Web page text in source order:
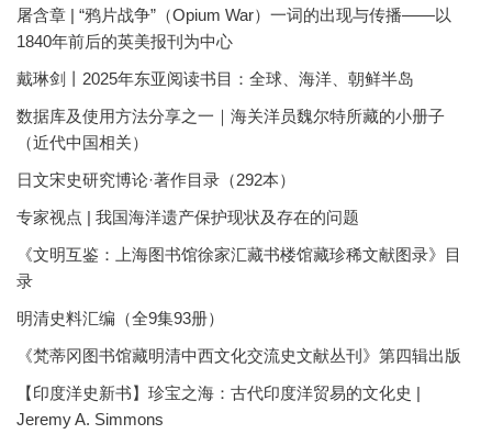
屠含章 | “鸦片战争”（Opium War）一词的出现与传播——以
1840年前后的英美报刊为中心
戴琳剑丨2025年东亚阅读书目：全球、海洋、朝鲜半岛
数据库及使用方法分享之一｜海关洋员魏尔特所藏的小册子
（近代中国相关）
日文宋史研究博论·著作目录（292本）
专家视点 | 我国海洋遗产保护现状及存在的问题
《文明互鉴：上海图书馆徐家汇藏书楼馆藏珍稀文献图录》目
录
明清史料汇编（全9集93册）
《梵蒂冈图书馆藏明清中西文化交流史文献丛刊》第四辑出版
【印度洋史新书】珍宝之海：古代印度洋贸易的文化史 |
Jeremy A. Simmons